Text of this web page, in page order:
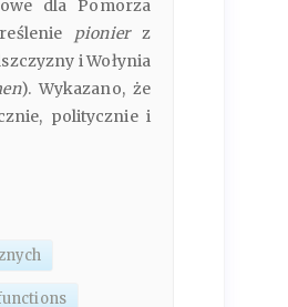
dla Pomorza
pionierz
i Wołynia
). Wykazano, że
politycznie i